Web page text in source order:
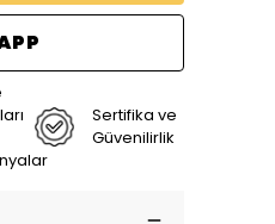
Sertifika ve
Güvenilirlik